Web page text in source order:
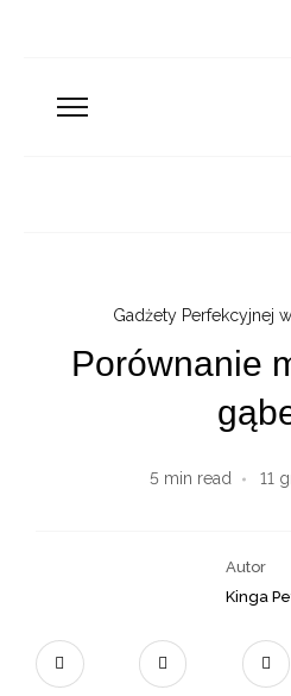
Gadżety Perfekcyjnej
Porównanie
5 min read 11
Autor
Kinga